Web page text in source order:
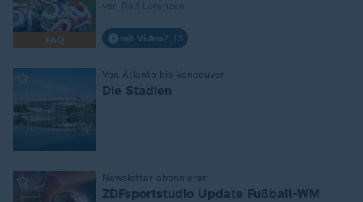
FAQ mit Video2:13
Von Atlanta bis Vancouver
Die Stadien
Newsletter abonnieren
ZDFsportstudio Update Fußball-WM